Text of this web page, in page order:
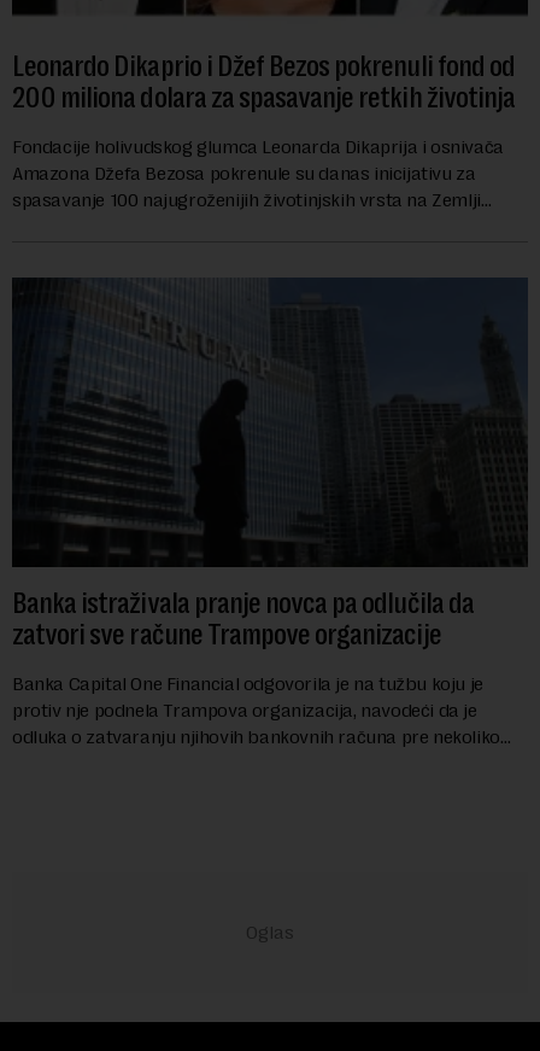
Leonardo Dikaprio i Džef Bezos pokrenuli fond od
200 miliona dolara za spasavanje retkih životinja
Fondacije holivudskog glumca Leonarda Dikaprija i osnivača
Amazona Džefa Bezosa pokrenule su danas inicijativu za
spasavanje 100 najugroženijih životinjskih vrsta na Zemlji
Banka istraživala pranje novca pa odlučila da
zatvori sve račune Trampove organizacije
Banka Capital One Financial odgovorila je na tužbu koju je
protiv nje podnela Trampova organizacija, navodeći da je
odluka o zatvaranju njihovih bankovnih računa pre nekoliko